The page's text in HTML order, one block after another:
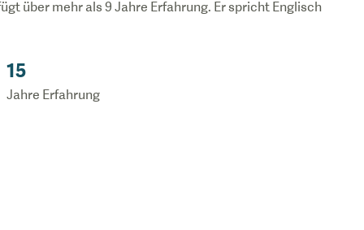
über mehr als 9 Jahre Erfahrung. Er spricht Englisch
15
Jahre Erfahrung